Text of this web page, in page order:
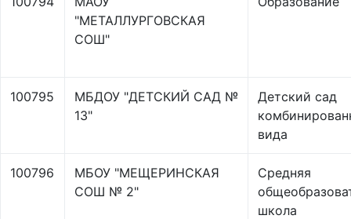
"МЕТАЛЛУРГОВСКАЯ
СОШ"
100795
МБДОУ "ДЕТСКИЙ САД №
13"
Детский сад
вида
100796
МБОУ "МЕЩЕРИНСКАЯ
СОШ № 2"
Средняя
школа